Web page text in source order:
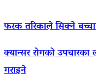
फरक तरिकाले सिक्ने
क्यान्सर रोगको
गराइने